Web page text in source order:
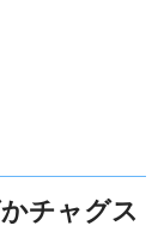
チャグス